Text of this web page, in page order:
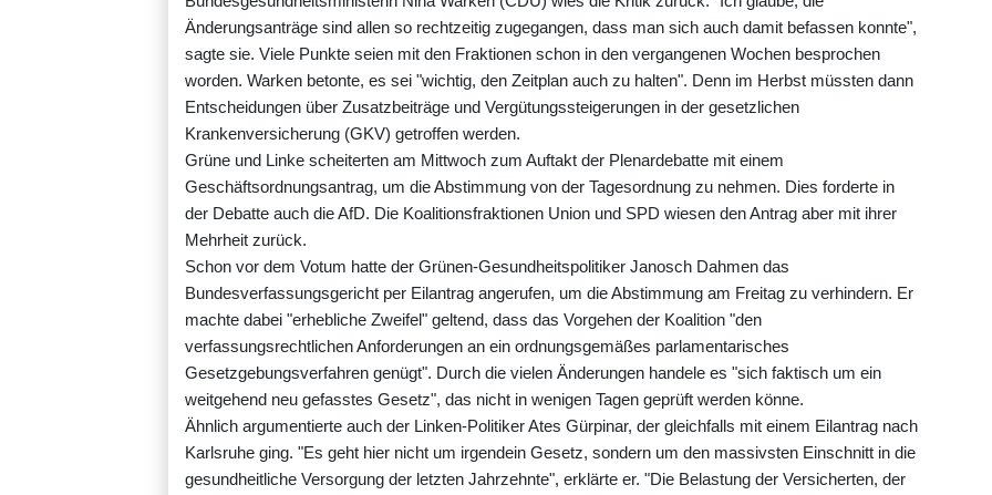
Änderungsanträge sind allen so rechtzeitig zugegangen, dass man sich auch damit befassen konnte",
sagte sie. Viele Punkte seien mit den Fraktionen schon in den vergangenen Wochen besprochen
worden. Warken betonte, es sei "wichtig, den Zeitplan auch zu halten". Denn im Herbst müssten dann
Entscheidungen über Zusatzbeiträge und Vergütungssteigerungen in der gesetzlichen
Krankenversicherung (GKV) getroffen werden.
Grüne und Linke scheiterten am Mittwoch zum Auftakt der Plenardebatte mit einem
Geschäftsordnungsantrag, um die Abstimmung von der Tagesordnung zu nehmen. Dies forderte in
der Debatte auch die AfD. Die Koalitionsfraktionen Union und SPD wiesen den Antrag aber mit ihrer
Mehrheit zurück.
Schon vor dem Votum hatte der Grünen-Gesundheitspolitiker Janosch Dahmen das
Bundesverfassungsgericht per Eilantrag angerufen, um die Abstimmung am Freitag zu verhindern. Er
machte dabei "erhebliche Zweifel" geltend, dass das Vorgehen der Koalition "den
verfassungsrechtlichen Anforderungen an ein ordnungsgemäßes parlamentarisches
Gesetzgebungsverfahren genügt". Durch die vielen Änderungen handele es "sich faktisch um ein
weitgehend neu gefasstes Gesetz", das nicht in wenigen Tagen geprüft werden könne.
Ähnlich argumentierte auch der Linken-Politiker Ates Gürpinar, der gleichfalls mit einem Eilantrag nach
Karlsruhe ging. "Es geht hier nicht um irgendein Gesetz, sondern um den massivsten Einschnitt in die
gesundheitliche Versorgung der letzten Jahrzehnte", erklärte er. "Die Belastung der Versicherten, der